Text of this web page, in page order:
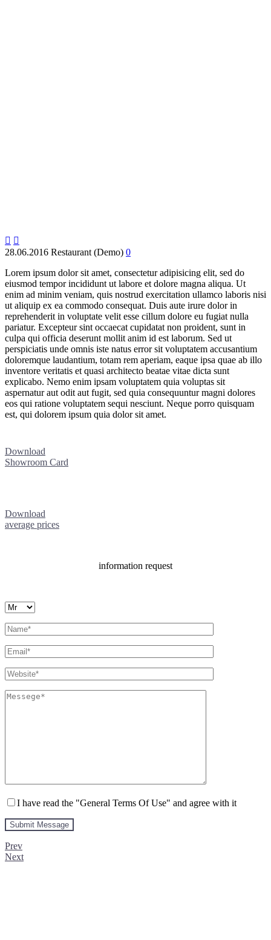
 
28.06.2016 Restaurant (Demo) 0
Lorem ipsum dolor sit amet, consectetur adipisicing elit, sed do
eiusmod tempor incididunt ut labore et dolore magna aliqua. Ut
enim ad minim veniam, quis nostrud exercitation ullamco laboris nisi
ut aliquip ex ea commodo consequat. Duis aute irure dolor in
reprehenderit in voluptate velit esse cillum dolore eu fugiat nulla
pariatur. Excepteur sint occaecat cupidatat non proident, sunt in
culpa qui officia deserunt mollit anim id est laborum. Sed ut
perspiciatis unde omnis iste natus error sit voluptatem accusantium
doloremque laudantium, totam rem aperiam, eaque ipsa quae ab illo
inventore veritatis et quasi architecto beatae vitae dicta sunt
explicabo. Nemo enim ipsam voluptatem quia voluptas sit
aspernatur aut odit aut fugit, sed quia consequuntur magni dolores
eos qui ratione voluptatem sequi nesciunt. Neque porro quisquam
est, qui dolorem ipsum quia dolor sit amet.
Download
Showroom Card
Download
average prices
information request
I have read the "General Terms Of Use" and agree with it
Prev
Next